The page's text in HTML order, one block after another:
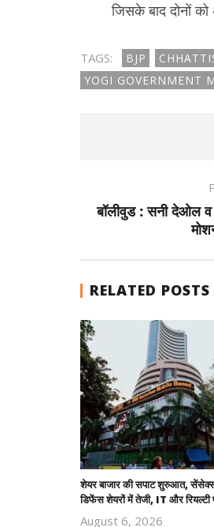
जिसके बाद दोनों
TAGS: BJP
YOGI GOVERNMENT
बॉलीवुड : सनी देओल व
RELATED POSTS
शेयर बाजार की सपाट शुरुआत,
डिफेंस शेयरों में तेजी, IT और रियल्टी
August 6, 2026